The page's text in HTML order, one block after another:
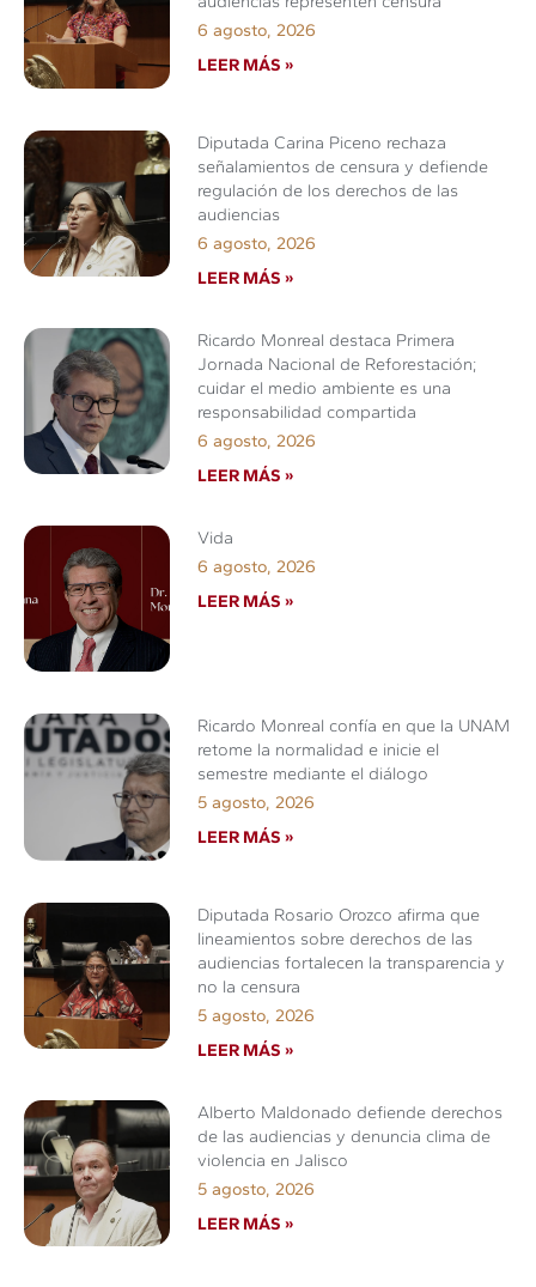
6 agosto, 2026
LEER MÁS »
Diputada Carina Piceno rechaza
señalamientos de censura y defiende
regulación de los derechos de las
audiencias
6 agosto, 2026
LEER MÁS »
Ricardo Monreal destaca Primera
Jornada Nacional de Reforestación;
cuidar el medio ambiente es una
responsabilidad compartida
6 agosto, 2026
LEER MÁS »
Vida
6 agosto, 2026
LEER MÁS »
Ricardo Monreal confía en que la UNAM
retome la normalidad e inicie el
semestre mediante el diálogo
5 agosto, 2026
LEER MÁS »
Diputada Rosario Orozco afirma que
lineamientos sobre derechos de las
audiencias fortalecen la transparencia y
no la censura
5 agosto, 2026
LEER MÁS »
Alberto Maldonado defiende derechos
de las audiencias y denuncia clima de
violencia en Jalisco
5 agosto, 2026
LEER MÁS »